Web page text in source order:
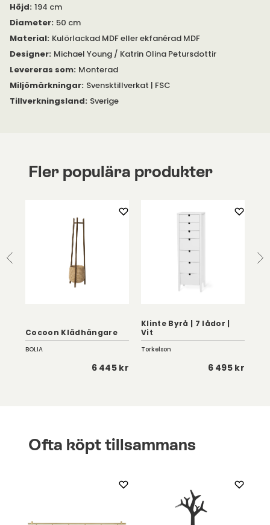
Höjd: 194 cm
Diameter: 50 cm
Material: Kulörlackad MDF eller ekfanérad MDF
Designer: Michael Young / Katrin Olina Petursdottir
Levereras som: Monterad
Miljömärkningar: Svensktillverkat | FSC
Tillverkningsland: Sverige
Fler populära produkter
Cocoon Klädhängare
BOLIA
6 445 kr
Klinte Byrå | 7 lådor |
Vit
Torkelson
6 495 kr
Ofta köpt tillsammans